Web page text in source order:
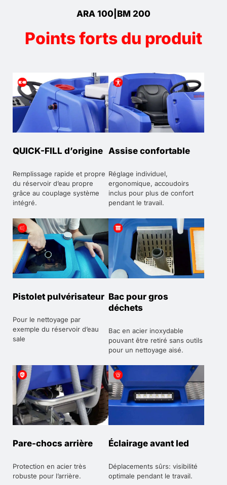
ARA 100|BM 200
Points forts du produit
QUICK-FILL d’origine
Remplissage rapide et propre
du réservoir d’eau propre
grâce au couplage système
intégré.
Assise confortable
Réglage individuel,
ergonomique, accoudoirs
inclus pour plus de confort
pendant le travail.
Pistolet pulvérisateur
Pour le nettoyage par
exemple du réservoir d’eau
sale
Bac pour gros
déchets
Bac en acier inoxydable
pouvant être retiré sans outils
pour un nettoyage aisé.
Pare-chocs arrière
Protection en acier très
robuste pour l’arrière.
Éclairage avant led
Déplacements sûrs: visibilité
optimale pendant le travail.